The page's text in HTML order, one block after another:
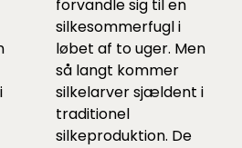
forvandle sig til en
silkesommerfugl i
løbet af to uger. Men
så langt kommer
silkelarver sjældent i
traditionel
silkeproduktion. De